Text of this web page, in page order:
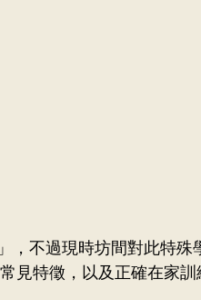
，不過現時坊間對此特殊
見特徵，以及正確在家訓